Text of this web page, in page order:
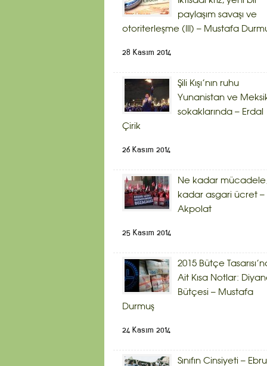
paylaşım savaşı ve
otoriterleşme (III) – Mustafa
28 Kasım 2014
Şili Kışı’nın ruhu
Yunanistan ve
sokaklarında – Erdal
Çirik
26 Kasım 2014
Ne kadar
kadar asgari ücret –
Akpolat
25 Kasım 2014
2015 Bütçe
Ait Kısa Notlar:
Bütçesi – Mustafa
Durmuş
24 Kasım 2014
Sınıfın Cinsiyeti – Ebru